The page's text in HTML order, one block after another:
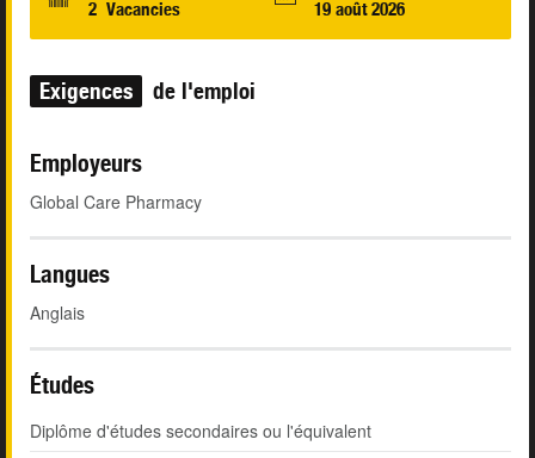
2 Vacancies 19 août 2026
Exigences de l'emploi
Employeurs
Global Care Pharmacy
Langues
Anglais
Études
Diplôme d'études secondaires ou l'équivalent